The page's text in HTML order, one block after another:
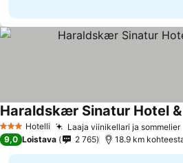
3 Tähtiluokitus
Hotelli Laaja viinikellari ja sommelier
Haraldskær Sinatur Hotel
9,0 Loistava 2 765 18.9 km